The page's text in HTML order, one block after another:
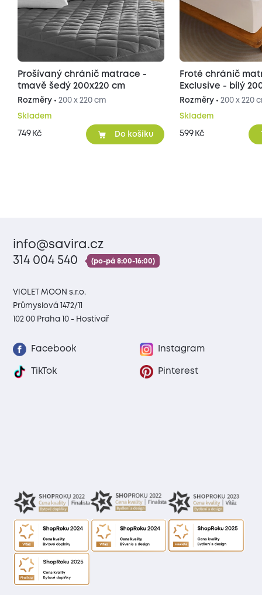
Prošívaný chránič matrace -
tmavě šedý 200x220 cm
Rozměry • 200 x 220 cm
Skladem
749 Kč Do košíku
Froté chránič matrace
Exclusive -
Rozměry •200 x 220
Skladem
599 Kč
info@savira.cz
314 004 540
(po-pá 8:00-16:00)
VIOLET MOON s.r.o.
Průmyslová 1472/11
102 00 Praha 10 - Hostivař
Facebook Instagram
TikTok Pinterest